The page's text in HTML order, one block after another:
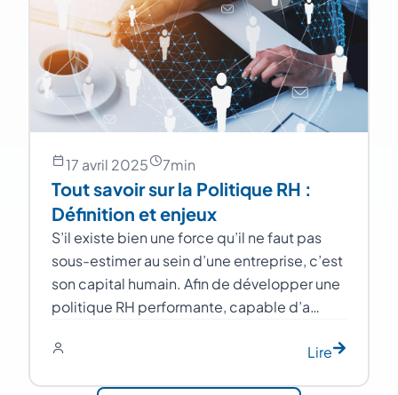
17 avril 2025 7min
Tout savoir sur la Politique RH :
Définition et enjeux
S’il existe bien une force qu’il ne faut pas
sous-estimer au sein d’une entreprise, c’est
son capital humain. Afin de développer une
politique RH performante, capable d’a…
Lire